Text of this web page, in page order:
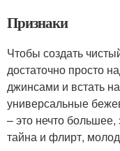
Признаки
Чтобы создать
достаточно просто
джинсами и встать
универсальные
– это нечто большее,
тайна и флирт,